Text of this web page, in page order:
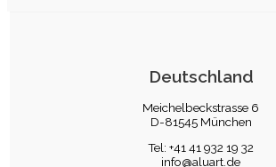
Deutschland
Meichelbeckstrasse 6
D-81545 München
Tel: +41 41 932 19 32
info@aluart.de